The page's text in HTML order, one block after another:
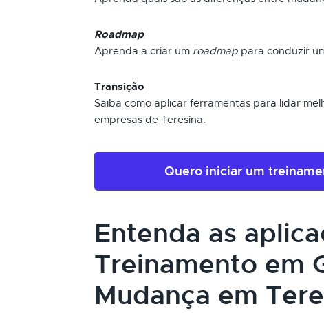
Roadmap
Aprenda a criar um roadmap para conduzir
Transição
Saiba como aplicar ferramentas para lidar
empresas de Teresina.
Quero iniciar um
Entenda as
Treinamento em
Mudança em